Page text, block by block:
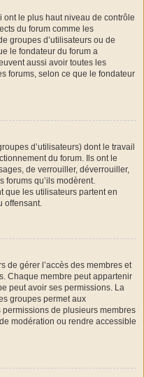
le plus haut niveau de contrôle
du forum comme les
groupes d’utilisateurs ou de
le fondateur du forum a
aussi avoir toutes les
forums, selon ce que le fondateur
d’utilisateurs) dont le travail
du forum. Ils ont le
de verrouiller, déverrouiller,
forums qu’ils modèrent.
que les utilisateurs partent en
offensant.
de gérer l’accès des membres et
Chaque membre peut appartenir
peut avoir ses permissions. La
groupes permet aux
de plusieurs membres
modération ou rendre accessible